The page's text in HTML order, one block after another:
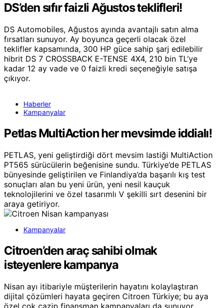
DS’den sıfır faizli Ağustos teklifleri!
DS Automobiles, Ağustos ayında avantajlı satın alma
fırsatları sunuyor. Ay boyunca geçerli olacak özel
teklifler kapsamında, 300 HP güce sahip şarj edilebilir
hibrit DS 7 CROSSBACK E-TENSE 4X4, 210 bin TL’ye
kadar 12 ay vade ve 0 faizli kredi seçeneğiyle satışa
çıkıyor.
Haberler
Kampanyalar
Petlas MultiAction her mevsimde iddialı!
PETLAS, yeni geliştirdiği dört mevsim lastiği MultiAction
PT565 sürücülerin beğenisine sundu. Türkiye’de PETLAS
bünyesinde geliştirilen ve Finlandiya’da başarılı kış test
sonuçları alan bu yeni ürün, yeni nesil kauçuk
teknolojilerini ve özel tasarımlı V şekilli sırt desenini bir
araya getiriyor.
Kampanyalar
Citroen’den araç sahibi olmak
isteyenlere kampanya
Nisan ayı itibariyle müşterilerin hayatını kolaylaştıran
dijital çözümleri hayata geçiren Citroen Türkiye; bu aya
özel çok cazip finansman kampanyaları da sunuyor.